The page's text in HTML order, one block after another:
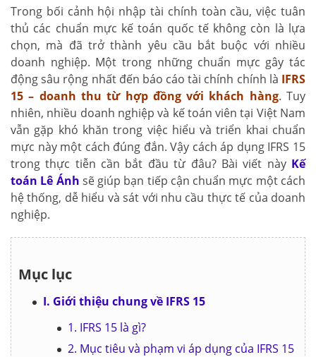
Trong bối cảnh hội nhập tài chính toàn cầu, việc tuân
thủ các chuẩn mực kế toán quốc tế không còn là lựa
chọn, mà đã trở thành yêu cầu bắt buộc với nhiều
doanh nghiệp. Một trong những chuẩn mực gây tác
động sâu rộng nhất đến báo cáo tài chính chính là IFRS
15 – doanh thu từ hợp đồng với khách hàng. Tuy
nhiên, nhiều doanh nghiệp và kế toán viên tại Việt Nam
vẫn gặp khó khăn trong việc hiểu và triển khai chuẩn
mực này một cách đúng đắn. Vậy cách áp dụng IFRS 15
trong thực tiễn cần bắt đầu từ đâu? Bài viết này Kế
toán Lê Ánh sẽ giúp bạn tiếp cận chuẩn mực một cách
hệ thống, dễ hiểu và sát với nhu cầu thực tế của doanh
nghiệp.
Mục lục
I. Giới thiệu chung về IFRS 15
1. IFRS 15 là gì?
2. Mục tiêu và phạm vi áp dụng của IFRS 15